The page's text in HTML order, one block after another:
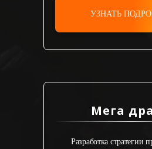
УЗНАТЬ
Мега
Разработка стратегии